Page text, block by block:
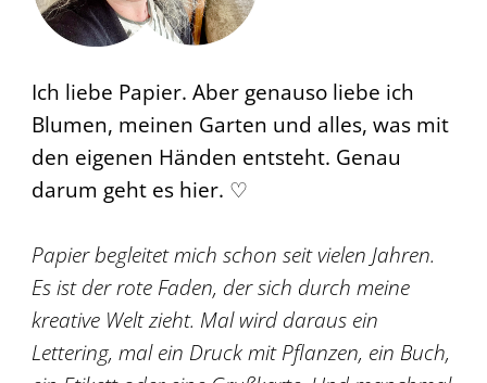
Ich liebe Papier. Aber genauso liebe ich
Blumen, meinen Garten und alles, was mit
den eigenen Händen entsteht. Genau
darum geht es hier. ♡
Papier begleitet mich schon seit vielen Jahren.
Es ist der rote Faden, der sich durch meine
kreative Welt zieht. Mal wird daraus ein
Lettering, mal ein Druck mit Pflanzen, ein Buch,